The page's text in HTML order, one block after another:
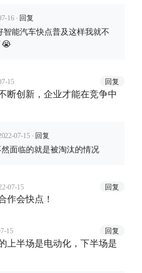
16 · 回复
智能汽车快点普及这样我就不
😭
15 回复
断创新，企业才能在竞争中
07-15 · 回复
面临的就是被淘汰的情况
07-15 回复
作会快点！
15 回复
上半场是电动化，下半场是